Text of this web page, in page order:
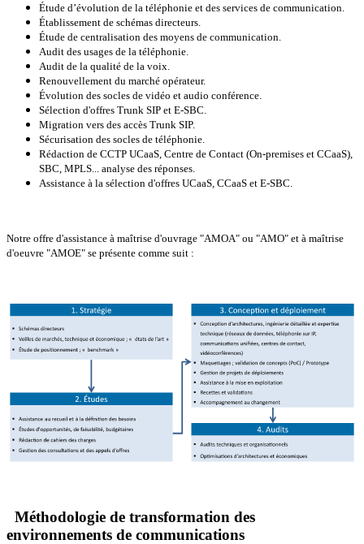
Étude d’évolution de la téléphonie et des services de communication.
Établissement de schémas directeurs.
Étude de centralisation des moyens de communication.
Audit des usages de la téléphonie.
Audit de la qualité de la voix.
Renouvellement du marché opérateur.
Évolution des socles de vidéo et audio conférence.
Sélection d'offres Trunk SIP et E-SBC.
Migration vers des accès Trunk SIP.
Sécurisation des socles de téléphonie.
Rédaction de CCTP UCaaS, Centre de Contact (On-premises et CCaaS),
SBC, MPLS... analyse des réponses.
Assistance à la sélection d'offres UCaaS, CCaaS et E-SBC.
Notre offre d'assistance à maîtrise d'ouvrage "AMOA" ou "AMO" et à maîtrise
d'oeuvre "AMOE" se présente comme suit :
Méthodologie de transformation des
environnements de communications